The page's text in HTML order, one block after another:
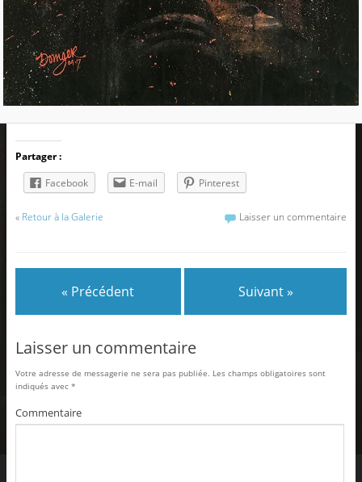
Partager :
Facebook
E-mail Pinterest
« Retour à la Galerie Laisser un commentaire
« Précédent Suivant »
Laisser un commentaire
Votre adresse de messagerie ne sera pas publiée. Les champs obligatoires sont
indiqués avec *
Commentaire